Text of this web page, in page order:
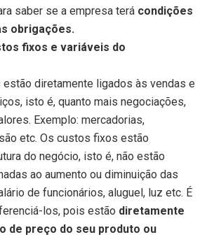
saber se a empresa terá condições
obrigações.
fixos e variáveis do
diretamente ligados às vendas e
isto é, quanto mais negociações,
Exemplo: mercadorias,
etc. Os custos fixos estão
do negócio, isto é, não estão
ao aumento ou diminuição das
de funcionários, aluguel, luz etc. É
los, pois estão diretamente
de preço do seu produto ou